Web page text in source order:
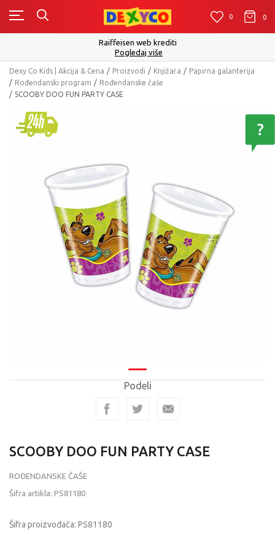
0 0 0
Raiffeisen web krediti
Pogledaj više
Dexy Co Kids | Akcija & Cena Proizvodi Knjižara
Papirna galanterija
Rođendanski program
Rođendanske čaše
SCOOBY DOO FUN PARTY CASE
Podeli
SCOOBY DOO FUN PARTY CASE
ROĐENDANSKE ČAŠE
Šifra artikla: PS81180
Šifra proizvođača: PS81180